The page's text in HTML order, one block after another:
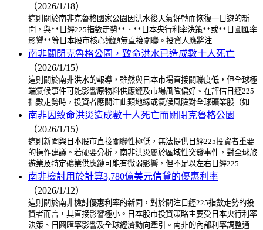
（2026/1/18）
這則關於南非克魯格國家公園因洪水後天氣好轉而恢復一日遊的新
聞，與**日經225指數走勢**、**日本央行利率決策**或**日圓匯率
影響**等日本股市核心議題無直接關聯。投資人應將注
南非關閉克魯格公園，致命洪水已造成數十人死亡
（2026/1/15）
這則關於南非洪水的報導，雖然與日本市場直接關聯度低，但全球極
端氣候事件可能影響原物料供應鏈及市場風險偏好。在評估日經225
指數走勢時，投資者應關注此類地緣或氣候風險對全球礦業股（如
南非因致命洪災造成數十人死亡而關閉克魯格公園
（2026/1/15）
這則新聞與日本股市直接關聯性極低，無法提供日經225投資者重要
的操作建議。若硬要分析，南非洪災屬於區域性突發事件，對全球旅
遊業及特定礦業供應鏈可能有微弱影響，但不足以左右日經225
南非檢討用於計算3,780億美元信貸的優惠利率
（2026/1/12）
這則關於南非檢討優惠利率的新聞，對於關注日經225指數走勢的投
資者而言，其直接影響極小。日本股市投資策略主要受日本央行利率
決策、日圓匯率影響及全球經濟動向牽引。南非的內部利率調整通